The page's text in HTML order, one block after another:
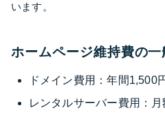
います。
ホームページ維持費の一
ドメイン費用：年間1,500
レンタルサーバー費用：